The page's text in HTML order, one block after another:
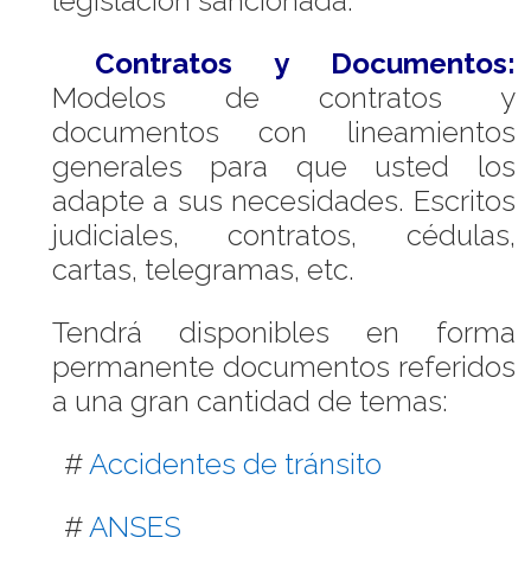
Contratos y Documentos:
Modelos de contratos y
documentos con lineamientos
generales para que usted los
adapte a sus necesidades. Escritos
judiciales, contratos, cédulas,
cartas, telegramas, etc.
Tendrá disponibles en forma
permanente documentos referidos
a una gran cantidad de temas:
#Accidentes de tránsito
#ANSES